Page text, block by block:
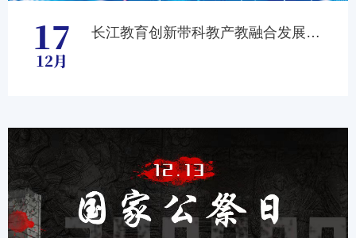
17
12月
长江教育创新带科教产教融合发展大会